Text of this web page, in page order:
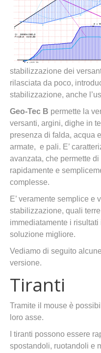
stabilizzazione dei
rilasciata da poco,
stabilizzazione, anche
Geo-Tec B permette la
versanti, argini, dighe in
presenza di falda, acqua
armate, e pali. E’
avanzata, che permette
rapidamente e
complesse.
E’ veramente semplice e
stabilizzazione, quali
immediatamente i
soluzione migliore.
Vediamo di seguito
versione.
Tiranti
Tramite il mouse è
loro asse.
I tiranti possono essere
spostandoli, ruotandoli e